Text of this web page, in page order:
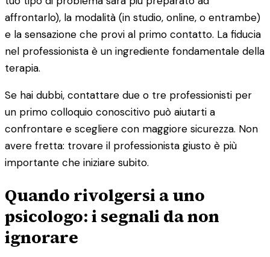
affrontarlo), la modalità (in studio, online, o entrambe)
e la sensazione che provi al primo contatto. La fiducia
nel professionista è un ingrediente fondamentale della
terapia.
Se hai dubbi, contattare due o tre professionisti per
un primo colloquio conoscitivo può aiutarti a
confrontare e scegliere con maggiore sicurezza. Non
avere fretta: trovare il professionista giusto è più
importante che iniziare subito.
Quando rivolgersi a uno
psicologo: i segnali da non
ignorare